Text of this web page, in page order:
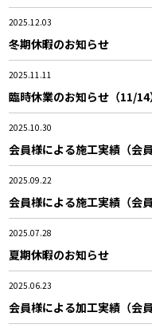
2025.12.03
冬期休暇のお知らせ
2025.11.11
臨時休業のお知らせ（11/14
2025.10.30
会員様による施工実績（会
2025.09.22
会員様による施工実績（会
2025.07.28
夏期休暇のお知らせ
2025.06.23
会員様による加工実績（会